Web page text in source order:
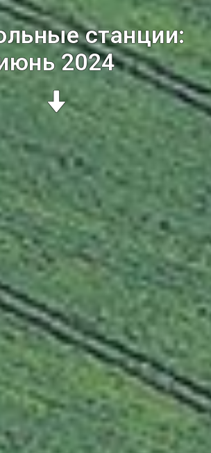
станции:
2024